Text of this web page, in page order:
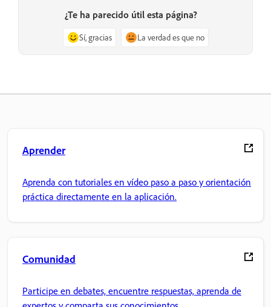
¿Te ha parecido útil esta página?
Sí, gracias La verdad es que no
Aprender
Aprenda con tutoriales en vídeo paso a paso y orientación
práctica directamente en la aplicación.
Comunidad
Participe en debates, encuentre respuestas, aprenda de